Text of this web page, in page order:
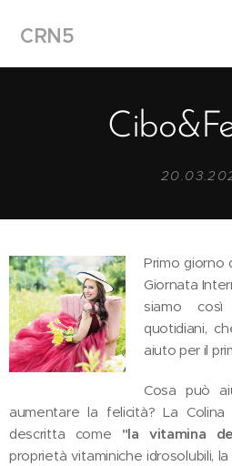
CRN5
Primo giorno
Giornata
siamo
quotidiani,
aiuto per il
Cosa può
aumentare la felicità? La
descritta come "la vitamina
proprietà vitaminiche idrosolubili,